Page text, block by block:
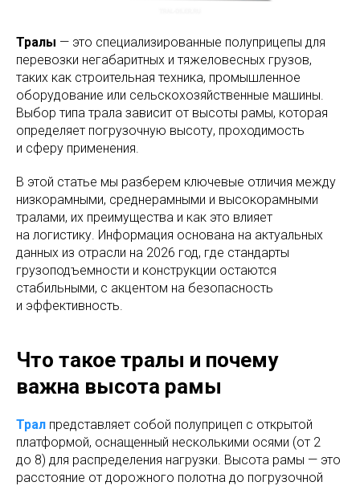
Тралы — это специализированные полуприцепы для
перевозки негабаритных и тяжеловесных грузов,
таких как строительная техника, промышленное
оборудование или сельскохозяйственные машины.
Выбор типа трала зависит от высоты рамы, которая
определяет погрузочную высоту, проходимость
и сферу применения.
В этой статье мы разберем ключевые отличия между
низкорамными, среднерамными и высокорамными
тралами, их преимущества и как это влияет
на логистику. Информация основана на актуальных
данных из отрасли на 2026 год, где стандарты
грузоподъемности и конструкции остаются
стабильными, с акцентом на безопасность
и эффективность.
Что такое тралы и почему
важна высота рамы
Трал представляет собой полуприцеп с открытой
платформой, оснащенный несколькими осями (от 2
до 8) для распределения нагрузки. Высота рамы — это
расстояние от дорожного полотна до погрузочной